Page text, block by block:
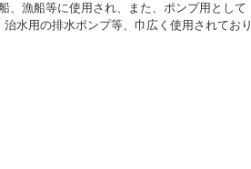
、漁船等に使用され、また、ポンプ用として
水用の排水ポンプ等、巾広く使用されており